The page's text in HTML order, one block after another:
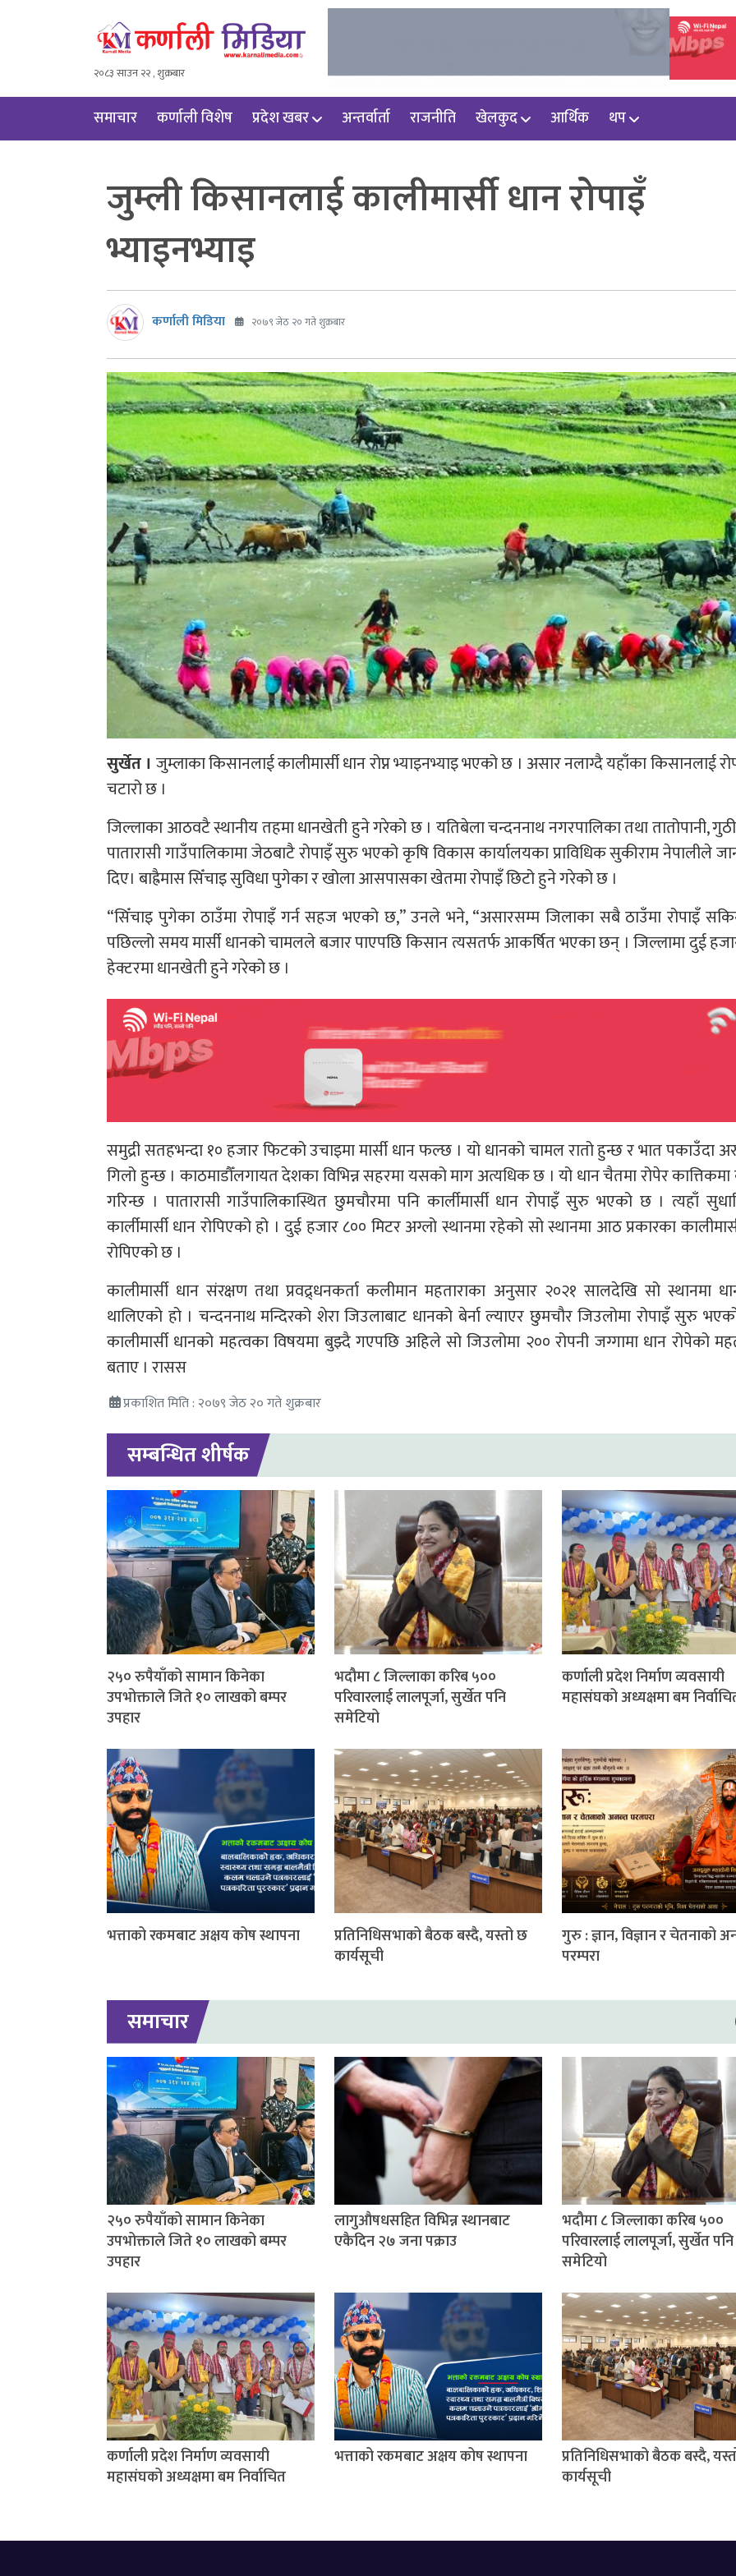
२०८३ साउन २२ , शुक्रबार
समाचार कर्णाली विशेष प्रदेश खबर अन्तर्वार्ता राजनीति खेलकुद आर्थिक थप
जुम्ली किसानलाई कालीमार्सी धान रोपाइँ
भ्याइनभ्याइ
कर्णाली मिडिया २०७९ जेठ २० गते शुक्रबार
सुर्खेत । जुम्लाका किसानलाई कालीमार्सी धान रोप्न भ्याइनभ्याइ भएको छ । असार नलाग्दै यहाँका किसानलाई
चटारो छ ।
जिल्लाका आठवटै स्थानीय तहमा धानखेती हुने गरेको छ । यतिबेला चन्दननाथ नगरपालिका तथा तातोपानी,
पातारासी गाउँपालिकामा जेठबाटै रोपाइँ सुरु भएको कृषि विकास कार्यालयका प्राविधिक सुकीराम नेपालीले
दिए। बाह्रैमास सिँचाइ सुविधा पुगेका र खोला आसपासका खेतमा रोपाइँ छिटो हुने गरेको छ ।
“सिँचाइ पुगेका ठाउँमा रोपाइँ गर्न सहज भएको छ,” उनले भने, “असारसम्म जिलाका सबै ठाउँमा रोपाइँ
पछिल्लो समय मार्सी धानको चामलले बजार पाएपछि किसान त्यसतर्फ आकर्षित भएका छन् । जिल्लामा दुई
हेक्टरमा धानखेती हुने गरेको छ ।
समुद्री सतहभन्दा १० हजार फिटको उचाइमा मार्सी धान फल्छ । यो धानको चामल रातो हुन्छ र भात पकाउँदा
गिलो हुन्छ । काठमाडौँलगायत देशका विभिन्न सहरमा यसको माग अत्यधिक छ । यो धान चैतमा रोपेर
गरिन्छ । पातारासी गाउँपालिकास्थित छुमचौरमा पनि कार्लीमार्सी धान रोपाइँ सुरु भएको छ । त्यहाँ
कार्लीमार्सी धान रोपिएको हो । दुई हजार ८०० मिटर अग्लो स्थानमा रहेको सो स्थानमा आठ प्रकारका
रोपिएको छ ।
कालीमार्सी धान संरक्षण तथा प्रवद्र्धनकर्ता कलीमान महताराका अनुसार २०२१ सालदेखि सो स्थानमा
थालिएको हो । चन्दननाथ मन्दिरको शेरा जिउलाबाट धानको बेर्ना ल्याएर छुमचौर जिउलोमा रोपाइँ सुरु
कालीमार्सी धानको महत्वका विषयमा बुझ्दै गएपछि अहिले सो जिउलोमा २०० रोपनी जग्गामा धान रोपेको
बताए । रासस
प्रकाशित मिति : २०७९ जेठ २० गते शुक्रबार
सम्बन्धित शीर्षक
२५० रुपैयाँको सामान किनेका
उपभोक्ताले जिते १० लाखको बम्पर
उपहार
भदौमा ८ जिल्लाका करिब ५००
परिवारलाई लालपूर्जा, सुर्खेत पनि
समेटियो
कर्णाली प्रदेश निर्माण व्यवसायी
महासंघको अध्यक्षमा बम
भत्ताको रकमबाट अक्षय कोष स्थापना
प्रतिनिधिसभाको बैठक बस्दै, यस्तो छ
कार्यसूची
गुरु : ज्ञान, विज्ञान र चेतनाको
परम्परा
समाचार
२५० रुपैयाँको सामान किनेका
उपभोक्ताले जिते १० लाखको बम्पर
उपहार
लागुऔषधसहित विभिन्न स्थानबाट
एकैदिन २७ जना पक्राउ
भदौमा ८ जिल्लाका करिब ५००
परिवारलाई लालपूर्जा, सुर्खेत पनि
समेटियो
कर्णाली प्रदेश निर्माण व्यवसायी
महासंघको अध्यक्षमा बम निर्वाचित
भत्ताको रकमबाट अक्षय कोष स्थापना
प्रतिनिधिसभाको बैठक बस्दै,
कार्यसूची